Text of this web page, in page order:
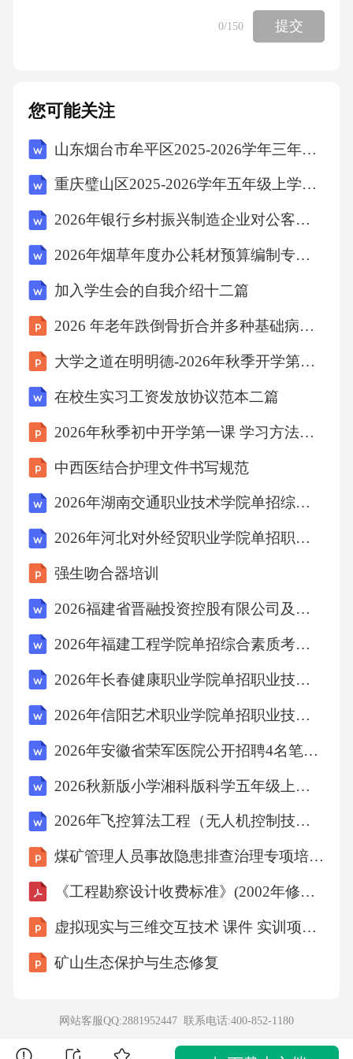
0/150 提交
您可能关注
山东烟台市牟平区2025-2026学年三年级上学期期末语文试题（文字版含答案）
重庆璧山区2025-2026学年五年级上学期期末语文试卷（文字版含答案）
2026年银行乡村振兴制造企业对公客户经理银行招聘考试笔试试题（含答案）
2026年烟草年度办公耗材预算编制专员烟草公司招聘考试笔试试题（含答案）
加入学生会的自我介绍十二篇
2026 年老年跌倒骨折合并多种基础病护理个案分享
大学之道在明明德-2026年秋季开学第一课
在校生实习工资发放协议范本二篇
2026年秋季初中开学第一课 学习方法与效率提升教学设计
中西医结合护理文件书写规范
2026年湖南交通职业技术学院单招综合素质考试备考试题含详细答案解析
2026年河北对外经贸职业学院单招职业技能考试参考题库含详细答案解析
强生吻合器培训
2026福建省晋融投资控股有限公司及权属子公司招聘工作人员6人考试备考题库及答案解析
2026年福建工程学院单招综合素质考试模拟试题含详细答案解析
2026年长春健康职业学院单招职业技能考试备考试题含详细答案解析
2026年信阳艺术职业学院单招职业技能考试备考试题含详细答案解析
2026年安徽省荣军医院公开招聘4名笔试参考题库及答案解析
2026秋新版小学湘科版科学五年级上册教学设计（附目录）适用于新课标
2026年飞控算法工程（无人机控制技术）试题及答案
煤矿管理人员事故隐患排查治理专项培训课件
《工程勘察设计收费标准》(2002年修订本)
虚拟现实与三维交互技术 课件 实训项目3 开发虚拟文旅虚拟交互项目的技术实操
矿山生态保护与生态修复
网站客服QQ:2881952447 联系电话:400-852-1180